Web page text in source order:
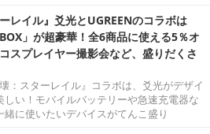
レイル』爻光とUGREENのコラボは
」が超豪華！全6商品に使える5％オ
スプレイヤー撮影会など、盛りだくさ
：スターレイル』コラボは、爻光がデザイ
しい！モバイルバッテリーや急速充電器な
緒に使いたいデバイスがてんこ盛り